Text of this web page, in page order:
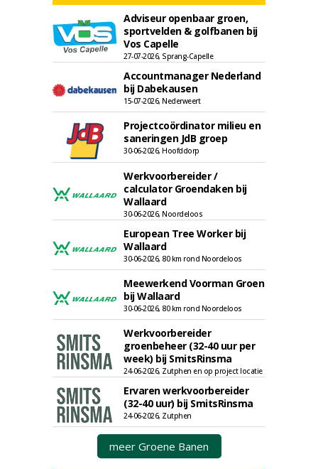
Adviseur openbaar groen,
sportvelden & golfbanen bij
Vos Capelle
27-07-2026, Sprang-Capelle
Accountmanager Nederland
bij Dabekausen
15-07-2026, Nederweert
Projectcoördinator milieu en
saneringen JdB groep
30-06-2026, Hoofddorp
Werkvoorbereider /
calculator Groendaken bij
Wallaard
30-06-2026, Noordeloos
European Tree Worker bij
Wallaard
30-06-2026, 80 km rond Noordeloos
Meewerkend Voorman Groen
bij Wallaard
30-06-2026, 80 km rond Noordeloos
Werkvoorbereider
groenbeheer (32-40 uur per
week) bij SmitsRinsma
24-06-2026, Zutphen en op project locatie
Ervaren werkvoorbereider
(32-40 uur) bij SmitsRinsma
24-06-2026, Zutphen
meer Groene Banen